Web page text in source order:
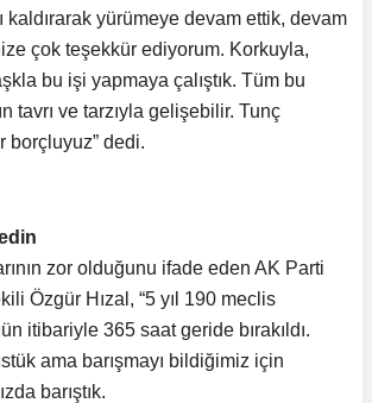
kaldırarak yürümeye devam ettik, devam
çok teşekkür ediyorum. Korkuyla,
bu işi yapmaya çalıştık. Tüm bu
tavrı ve tarzıyla gelişebilir. Tunç
borçluyuz” dedi.
zor olduğunu ifade eden AK Parti
Özgür Hızal, “5 yıl 190 meclis
itibariyle 365 saat geride bırakıldı.
ama barışmayı bildiğimiz için
barıştık.